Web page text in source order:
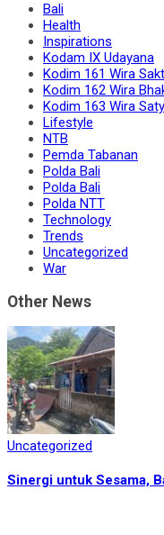
Bali
Health
Inspirations
Kodam IX Udayana
Kodim 161 Wira
Kodim 162 Wira
Kodim 163 Wira
Lifestyle
NTB
Pemda Tabanan
Polda Bali
Polda Bali
Polda NTT
Technology
Trends
Uncategorized
War
Other News
Uncategorized
Sinergi untuk Sesama,